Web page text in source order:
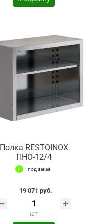
Полка RESTOINOX
ПНО-12/4
под заказ
19 071 руб.
шт